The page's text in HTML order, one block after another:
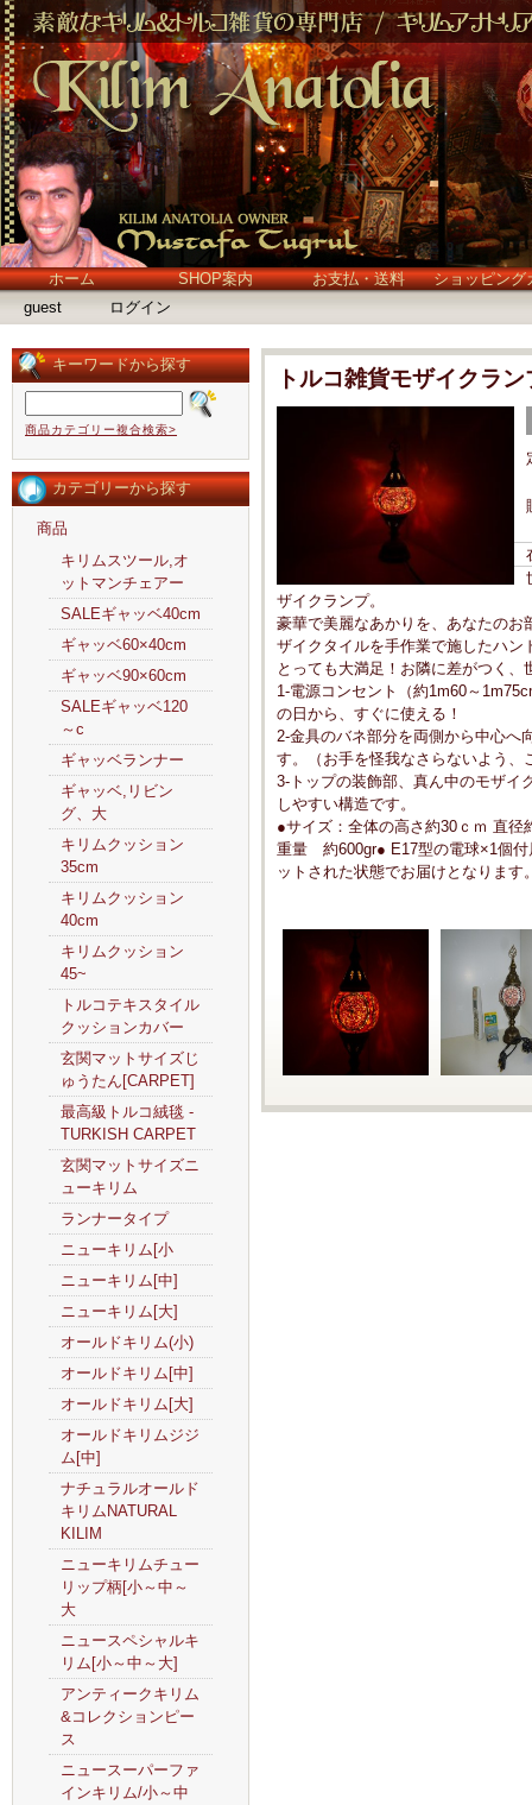
ホーム SHOP案内 お支払・送料
ショッピング
guest
ログイン
キーワードから探す
商品カテゴリー複合検索>
カテゴリーから探す
商品
キリムスツール,オ
ットマンチェアー
SALEギャッベ40cm
ギャッベ60×40cm
ギャッベ90×60cm
SALEギャッベ120
～c
ギャッベランナー
ギャッベ,リビン
グ、大
キリムクッション
35cm
キリムクッション
40cm
キリムクッション
45~
トルコテキスタイル
クッションカバー
玄関マットサイズじ
ゅうたん[CARPET]
最高級トルコ絨毯 -
TURKISH CARPET
玄関マットサイズニ
ューキリム
ランナータイプ
ニューキリム[小
ニューキリム[中]
ニューキリム[大]
オールドキリム(小)
オールドキリム[中]
オールドキリム[大]
オールドキリムジジ
ム[中]
ナチュラルオールド
キリムNATURAL
KILIM
ニューキリムチュー
リップ柄[小～中～
大
ニュースペシャルキ
リム[小～中～大]
アンティークキリム
&コレクションピー
ス
ニュースーパーファ
インキリム/小～中
トルコ雑貨モザイクラン
ザイクランプ。
豪華で美麗なあかりを、あなたの
ザイクタイルを手作業で施したハ
とっても大満足！お隣に差がつく、
1-電源コンセント（約1m60～
の日から、すぐに使える！
2-金具のバネ部分を両側から中心へ
す。（お手を怪我なさらないよう、
3-トップの装飾部、真ん中のモザイ
しやすい構造です。
●サイズ：全体の高さ約30ｃｍ 直
重量 約600gr● E17型の電球×1個付
ットされた状態でお届けとなりま